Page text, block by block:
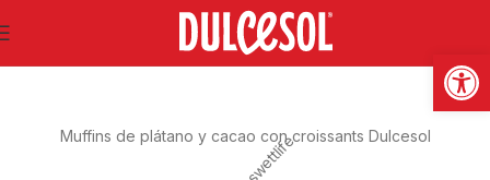
SWEET LIFE
Muffins de plátano y cacao con croissants Dulcesol